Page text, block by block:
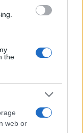
the
web or
di dollari,
UBS ha
denominato in
un coupon del